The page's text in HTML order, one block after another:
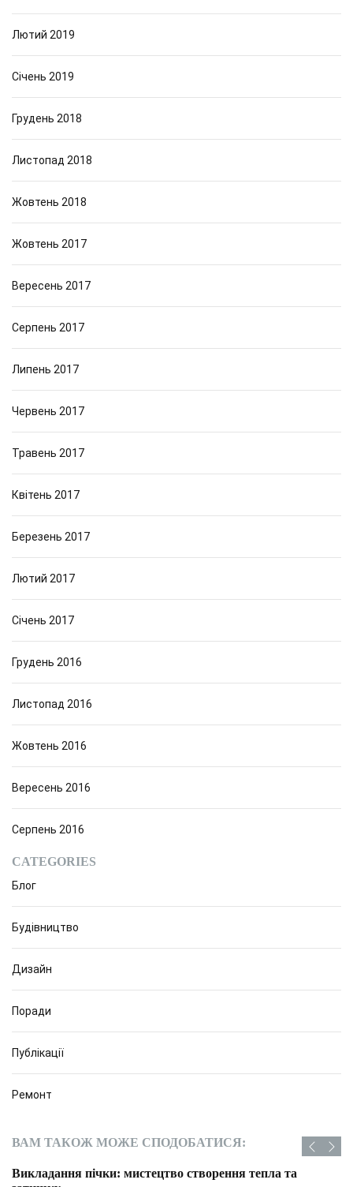
Лютий 2019
Січень 2019
Грудень 2018
Листопад 2018
Жовтень 2018
Жовтень 2017
Вересень 2017
Серпень 2017
Липень 2017
Червень 2017
Травень 2017
Квітень 2017
Березень 2017
Лютий 2017
Січень 2017
Грудень 2016
Листопад 2016
Жовтень 2016
Вересень 2016
Серпень 2016
CATEGORIES
Блог
Будівництво
Дизайн
Поради
Публікації
Ремонт
ВАМ ТАКОЖ МОЖЕ СПОДОБАТИСЯ:
Викладання пічки: мистецтво створення тепла та